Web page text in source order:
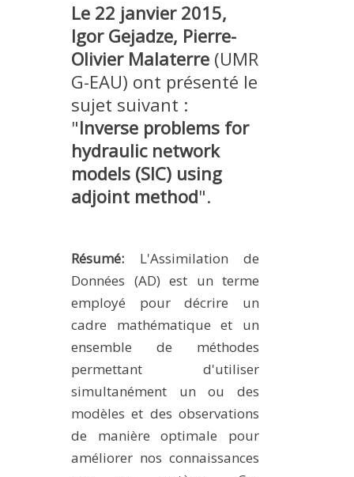
EDUCATION AND TRAINING
DOCTORAL TRAINING
THESES IN PROGRESS
PRODUCTION
METHODS AND TOOLS
SOFTWARE
PUBLICATIONS SUR HAL
WORKING PAPERS
THEMATIC NOTES
Le 22 janvier 2015,
Igor Gejadze, Pierre-
Olivier Malaterre (UMR
G-EAU) ont présenté le
sujet suivant :
"Inverse problems for
hydraulic network
models (SIC) using
adjoint method".
Résumé: L'Assimilation de
Données (AD) est un terme
employé pour décrire un
cadre mathématique et un
ensemble de méthodes
permettant d'utiliser
simultanément un ou des
modèles et des observations
de manière optimale pour
améliorer nos connaissances